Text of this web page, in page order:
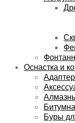
Оснастка и
Буры